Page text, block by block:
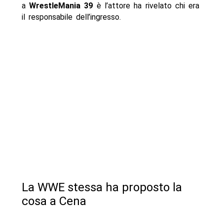
aWrestleMania 39 è l’attore ha rivelato chi era
il responsabile dell’ingresso.
La WWE stessa ha proposto la
cosa a Cena